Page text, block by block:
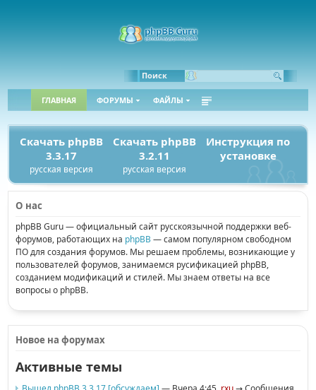
Поиск
ГЛАВНАЯ ФОРУМЫ ФАЙЛЫ
Скачать phpBB
3.3.17
русская версия
Скачать phpBB
3.2.11
русская версия
Инструкция по
установке
О нас
phpBB Guru — официальный сайт русскоязычной поддержки веб-
форумов, работающих на phpBB— самом популярном свободном
ПО для создания форумов. Мы решаем проблемы, возникающие у
пользователей форумов, занимаемся русификацией phpBB,
созданием модификаций и стилей. Мы знаем ответы на все
вопросы о phpBB.
Новое на форумах
Активные темы